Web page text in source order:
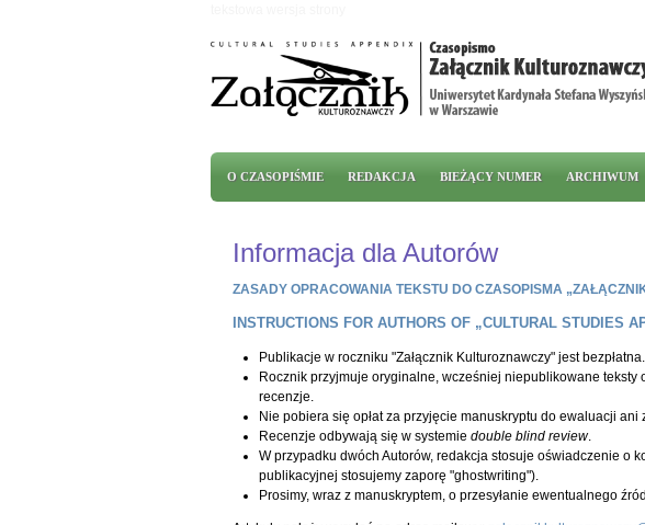
Menu główne
O CZASOPIŚMIE REDAKCJA BIEŻĄCY NUMER ARCHIWUM
Informacja dla Autorów
ZASADY OPRACOWANIA TEKSTU DO CZASOPISMA
INSTRUCTIONS FOR AUTHORS OF „CULTURAL STUDIES
Publikacje w roczniku "Załącznik Kulturoznawczy" jest bezpłatna.
Rocznik przyjmuje oryginalne, wcześniej niepublikowane teksty
recenzje.
Nie pobiera się opłat za przyjęcie manuskryptu do ewaluacji ani
Recenzje odbywają się w systemie double blind review.
W przypadku dwóch Autorów, redakcja stosuje oświadczenie o
publikacyjnej stosujemy zaporę "ghostwriting").
Prosimy, wraz z manuskryptem, o przesyłanie ewentualnego